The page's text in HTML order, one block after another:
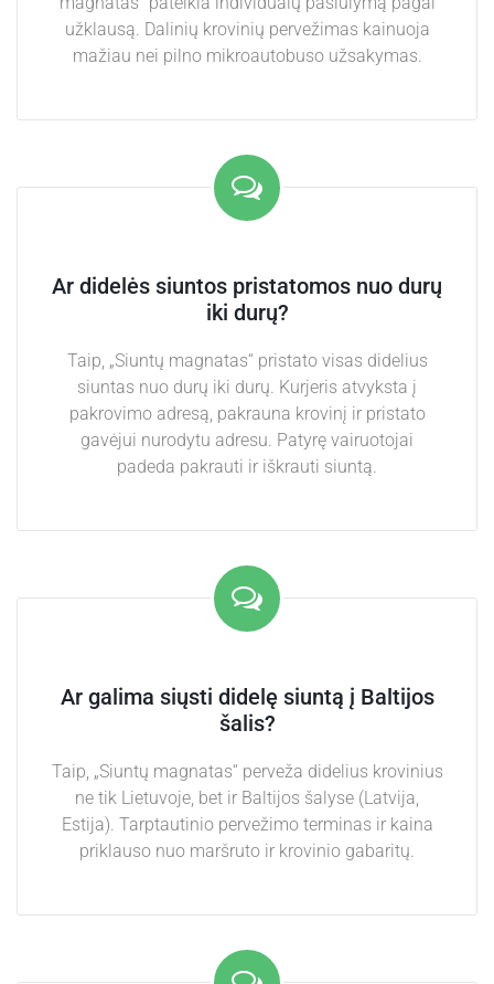
užklausą. Dalinių krovinių pervežimas kainuoja
mažiau nei pilno mikroautobuso užsakymas.
Ar didelės siuntos pristatomos nuo durų
iki durų?
Taip, „Siuntų magnatas“ pristato visas didelius
siuntas nuo durų iki durų. Kurjeris atvyksta į
pakrovimo adresą, pakrauna krovinį ir pristato
gavėjui nurodytu adresu. Patyrę vairuotojai
padeda pakrauti ir iškrauti siuntą.
Ar galima siųsti didelę siuntą į Baltijos
šalis?
Taip, „Siuntų magnatas“ perveža didelius krovinius
ne tik Lietuvoje, bet ir Baltijos šalyse (Latvija,
Estija). Tarptautinio pervežimo terminas ir kaina
priklauso nuo maršruto ir krovinio gabaritų.